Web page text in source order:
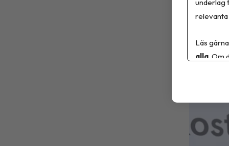
i
underlag
relevanta
Läs
alla .